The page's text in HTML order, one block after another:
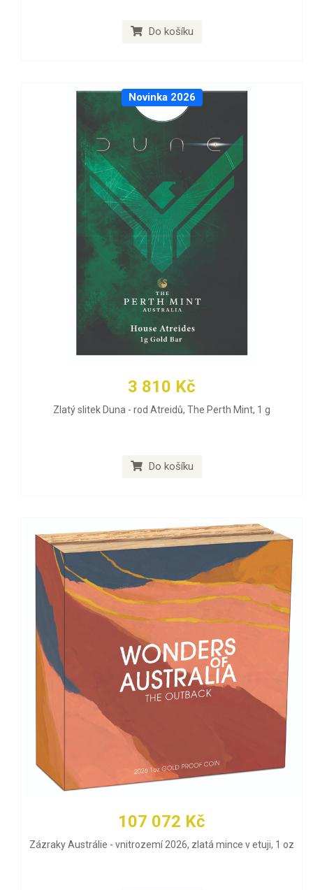
Do košíku
Novinka 2026
3 810 Kč
Zlatý slitek Duna - rod Atreidů, The Perth Mint, 1 g
Do košíku
107 072 Kč
Zázraky Austrálie - vnitrozemí 2026, zlatá mince v etuji, 1 oz